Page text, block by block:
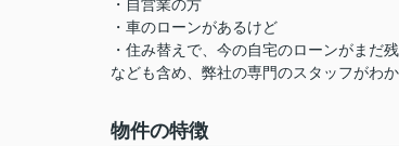
・自営業の方
・車のローンがあるけど
・住み替えで、今の自宅のローンがまだ
なども含め、弊社の専門のスタッフがわ
物件の特徴